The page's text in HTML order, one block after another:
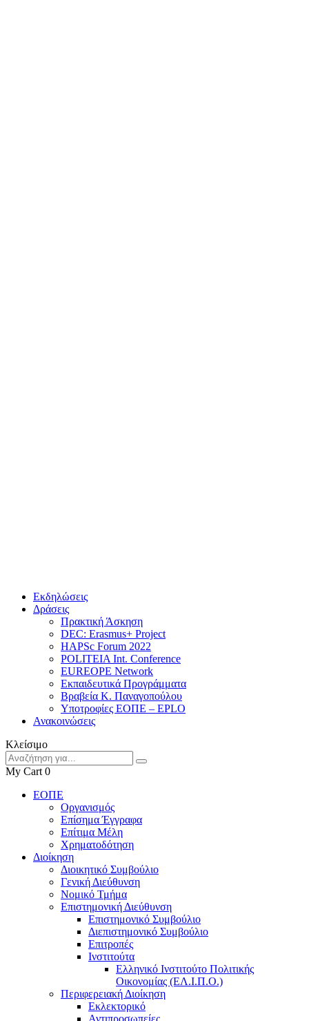
Εκδηλώσεις
Δράσεις
Πρακτική Άσκηση
DEC: Erasmus+ Project
HAPSc Forum 2022
POLITEIA Int. Conference
EUREOPE Network
Εκπαιδευτικά Προγράμματα
Βραβεία Κ. Παναγοπούλου
Υποτροφίες ΕΟΠΕ – EPLO
Ανακοινώσεις
Κλείσιμο
My Cart 0
ΕΟΠΕ
Οργανισμός
Επίσημα Έγγραφα
Επίτιμα Μέλη
Χρηματοδότηση
Διοίκηση
Διοικητικό Συμβούλιο
Γενική Διεύθυνση
Νομικό Τμήμα
Επιστημονική Διεύθυνση
Επιστημονικό Συμβούλιο
Διεπιστημονικό Συμβούλιο
Επιτροπές
Ινστιτούτα
Ελληνικό Ινστιτούτο Πολιτικής
Οικονομίας (ΕΛ.Ι.Π.Ο.)
Περιφερειακή Διοίκηση
Εκλεκτορικό
Αντιπροσωπείες